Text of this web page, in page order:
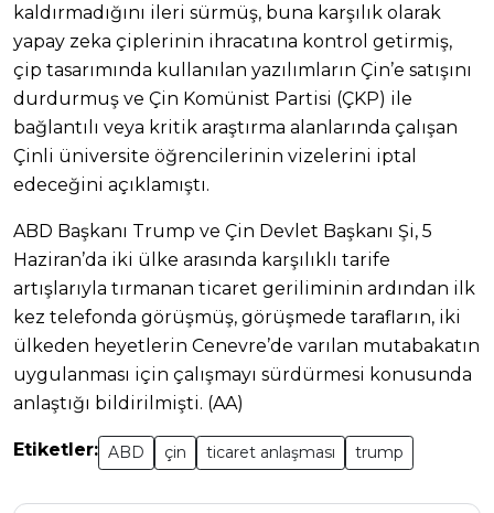
kaldırmadığını ileri sürmüş, buna karşılık olarak
yapay zeka çiplerinin ihracatına kontrol getirmiş,
çip tasarımında kullanılan yazılımların Çin’e satışını
durdurmuş ve Çin Komünist Partisi (ÇKP) ile
bağlantılı veya kritik araştırma alanlarında çalışan
Çinli üniversite öğrencilerinin vizelerini iptal
edeceğini açıklamıştı.
ABD Başkanı Trump ve Çin Devlet Başkanı Şi, 5
Haziran’da iki ülke arasında karşılıklı tarife
artışlarıyla tırmanan ticaret geriliminin ardından ilk
kez telefonda görüşmüş, görüşmede tarafların, iki
ülkeden heyetlerin Cenevre’de varılan mutabakatın
uygulanması için çalışmayı sürdürmesi konusunda
anlaştığı bildirilmişti. (AA)
Etiketler: ABD çin ticaret anlaşması trump